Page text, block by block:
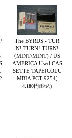
The BYRDS - TUR
N! TURN! TURN!
(MINT/MINT) / US
AMERICA Used CAS
SETTE TAPE[COLU
MBIA PCT-9254]
4,180円(税込)